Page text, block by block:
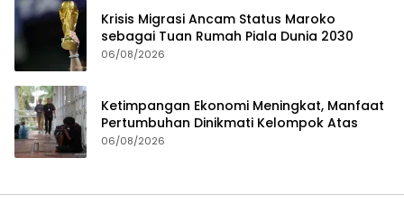
Krisis Migrasi Ancam Status Maroko
sebagai Tuan Rumah Piala Dunia 2030
06/08/2026
Ketimpangan Ekonomi Meningkat, Manfaat
Pertumbuhan Dinikmati Kelompok Atas
06/08/2026